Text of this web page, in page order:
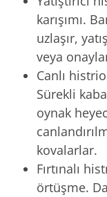
karışımı.
uzlaşır,
veya
Canlı
Sürekli
oynak
kovalarlar.
Fırtınalı
örtüşme.